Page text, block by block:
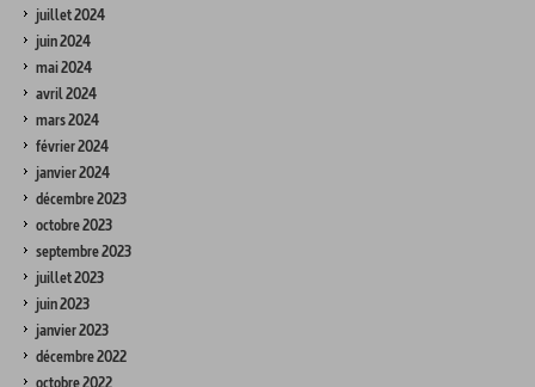
juillet 2024
juin 2024
mai 2024
avril 2024
mars 2024
février 2024
janvier 2024
décembre 2023
octobre 2023
septembre 2023
juillet 2023
juin 2023
janvier 2023
décembre 2022